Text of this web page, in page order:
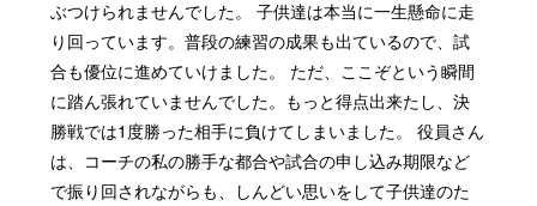
ぶつけられませんでした。 子供達は本当に一生懸命に走
り回っています。普段の練習の成果も出ているので、試
合も優位に進めていけました。 ただ、ここぞという瞬間
に踏ん張れていませんでした。もっと得点出来たし、決
勝戦では1度勝った相手に負けてしまいました。 役員さん
は、コーチの私の勝手な都合や試合の申し込み期限など
で振り回されながらも、しんどい思いをして子供達のた